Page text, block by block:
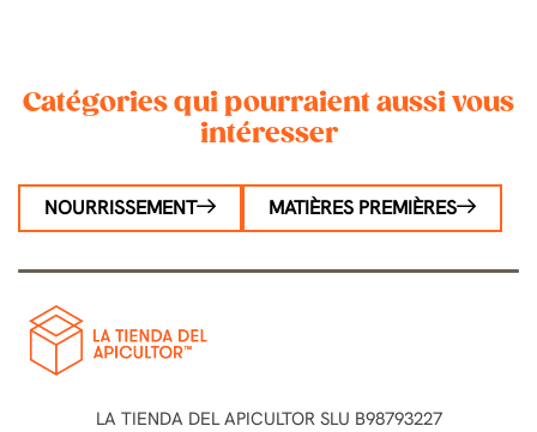
Catégories qui pourraient aussi vous
intéresser
NOURRISSEMENT MATIÈRES PREMIÈRES
LA TIENDA DEL APICULTOR SLU B98793227